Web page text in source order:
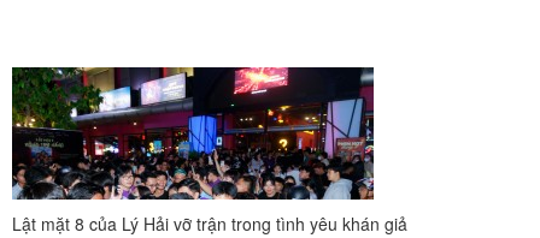
Lật mặt 8 của Lý Hải vỡ trận trong tình yêu khán giả